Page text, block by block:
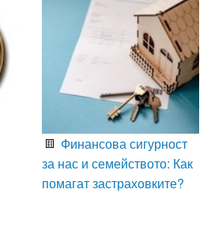
Финансова сигурност
за нас и семейството: Как
помагат застраховките?